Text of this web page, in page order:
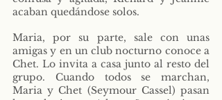
acaban quedándose solos.
Maria, por su parte, sale con unas
amigas y en un club nocturno conoce a
Chet. Lo invita a casa junto al resto del
grupo. Cuando todos se marchan,
Maria y Chet (Seymour Cassel) pasan